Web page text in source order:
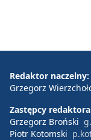
Redaktor naczelny:
Grzegorz
Zastępcy
Grzegorz Broński
Piotr Kotomski